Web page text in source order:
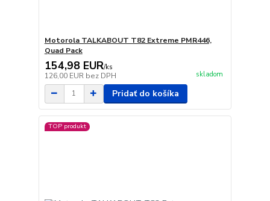
Motorola TALKABOUT T82 Extreme PMR446,
Quad Pack
154,98 EUR/ks
126,00 EUR bez DPH skladom
Pridať do košíka
TOP produkt